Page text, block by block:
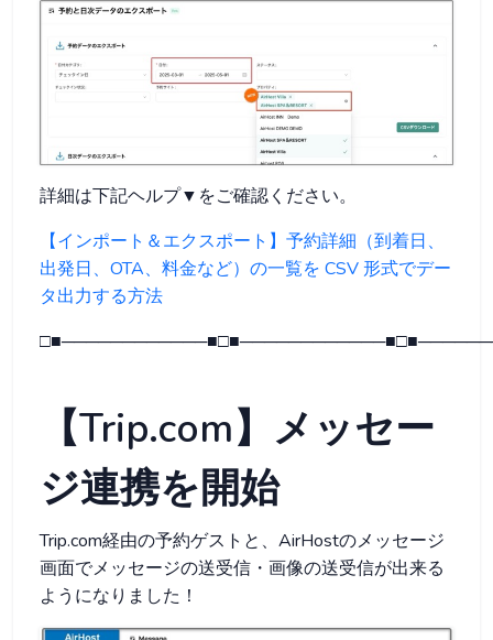
詳細は下記ヘルプ▼をご確認ください。
【インポート＆エクスポート】予約詳細（到着日、
出発日、OTA、料金など）の一覧を CSV 形式でデー
タ出力する方法
【Trip.com】メッセー
ジ連携を開始
Trip.com経由の予約ゲストと、AirHostのメッセージ
画面でメッセージの送受信・画像の送受信が出来る
ようになりました！